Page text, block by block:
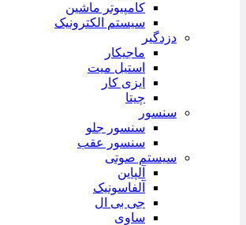
کامپیوتر ماشین
سیستم الکترونیک
دزدگیر
ماجیکار
استیل میت
ایزی کار
چیتا
سنسور
سنسور جلو
سنسور عقب
سیستم صوتی
آلپاین
آلفاسونیک
جی بی ال
ساوی